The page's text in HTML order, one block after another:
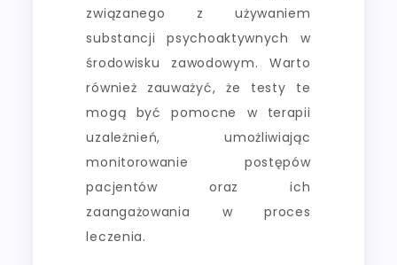
związanego z używaniem
substancji psychoaktywnych w
środowisku zawodowym. Warto
również zauważyć, że testy te
mogą być pomocne w terapii
uzależnień, umożliwiając
monitorowanie postępów
pacjentów oraz ich
zaangażowania w proces
leczenia.